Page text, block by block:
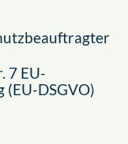
7 EU-
DSGVO)